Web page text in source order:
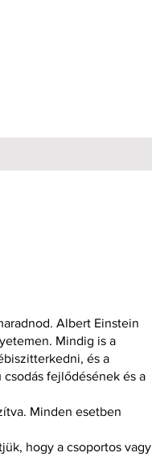
Albert Einstein
Mindig is a
és a
fejlődésének és a
Minden esetben
hogy a csoportos vagy